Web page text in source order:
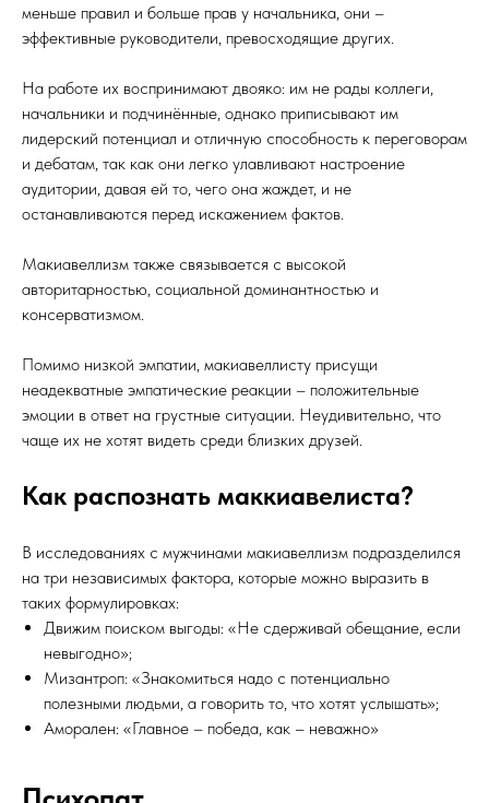
меньше правил и больше прав у начальника, они –
эффективные руководители, превосходящие других.
На работе их воспринимают двояко: им не рады коллеги,
начальники и подчинённые, однако приписывают им
лидерский потенциал и отличную способность к переговорам
и дебатам, так как они легко улавливают настроение
аудитории, давая ей то, чего она жаждет, и не
останавливаются перед искажением фактов.
Макиавеллизм также связывается с высокой
авторитарностью, социальной доминантностью и
консерватизмом.
Помимо низкой эмпатии, макиавеллисту присущи
неадекватные эмпатические реакции – положительные
эмоции в ответ на грустные ситуации. Неудивительно, что
чаще их не хотят видеть среди близких друзей.
Как распознать маккиавелиста?
В исследованиях с мужчинами макиавеллизм подразделился
на три независимых фактора, которые можно выразить в
таких формулировках:
Движим поиском выгоды: «Не сдерживай обещание, если
невыгодно»;
Мизантроп: «Знакомиться надо с потенциально
полезными людьми, а говорить то, что хотят услышать»;
Аморален: «Главное – победа, как – неважно»